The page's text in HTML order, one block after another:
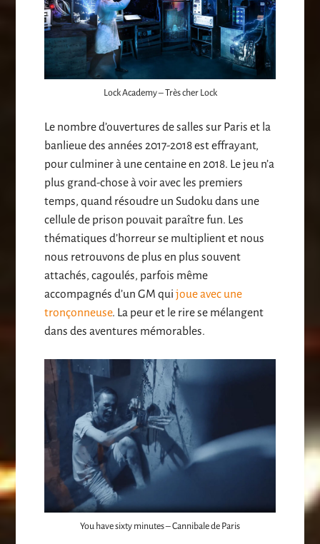
Lock Academy – Très cher Lock
Le nombre d’ouvertures de salles sur Paris et la
banlieue des années 2017-2018 est effrayant,
pour culminer à une centaine en 2018. Le jeu n’a
plus grand-chose à voir avec les premiers
temps, quand résoudre un Sudoku dans une
cellule de prison pouvait paraître fun. Les
thématiques d’horreur se multiplient et nous
nous retrouvons de plus en plus souvent
attachés, cagoulés, parfois même
accompagnés d’un GM quijoue avec une
tronçonneuse. La peur et le rire se mélangent
dans des aventures mémorables.
You have sixty minutes – Cannibale de Paris